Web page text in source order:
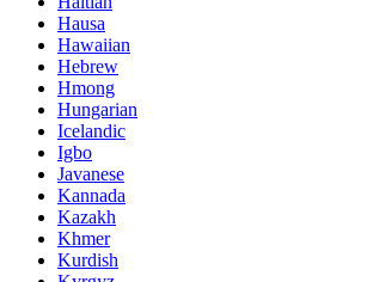
Hausa
Hawaiian
Hebrew
Hmong
Hungarian
Icelandic
Igbo
Javanese
Kannada
Kazakh
Khmer
Kurdish